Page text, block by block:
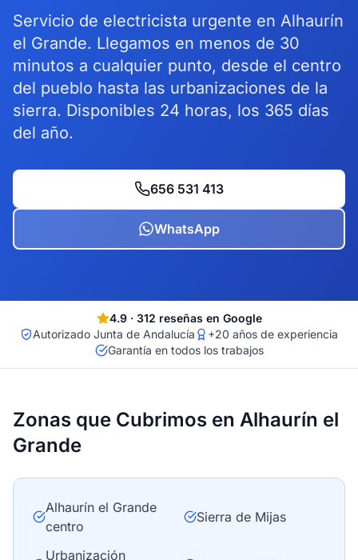
Servicio de electricista urgente en Alhaurín
el Grande. Llegamos en menos de 30
minutos a cualquier punto, desde el centro
del pueblo hasta las urbanizaciones de la
sierra. Disponibles 24 horas, los 365 días
del año.
656 531 413
WhatsApp
4.9· 312 reseñas en Google
Autorizado Junta de Andalucía
+20 años de experiencia
Garantía en todos los trabajos
Zonas que Cubrimos en Alhaurín el
Grande
Alhaurín el Grande
centro
Sierra de Mijas
Urbanización